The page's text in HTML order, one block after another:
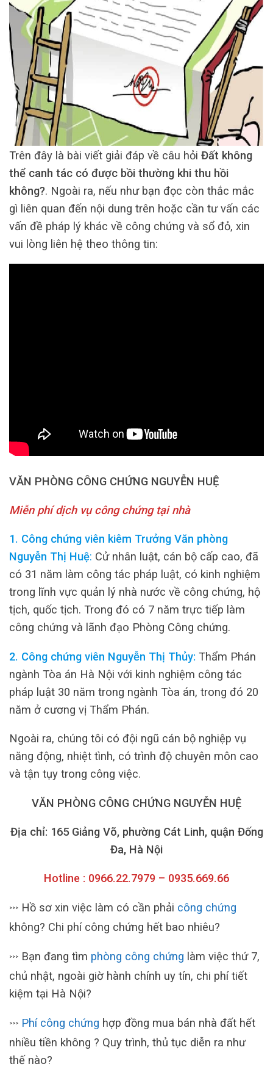
Trên đây là bài viết giải đáp về câu hỏi Đất không
thể canh tác có được bồi thường khi thu hồi
không?. Ngoài ra, nếu như bạn đọc còn thắc mắc
gì liên quan đến nội dung trên hoặc cần tư vấn các
vấn đề pháp lý khác về công chứng và sổ đỏ, xin
vui lòng liên hệ theo thông tin:
VĂN PHÒNG CÔNG CHỨNG NGUYỄN HUỆ
Miễn phí dịch vụ công chứng tại nhà
1. Công chứng viên kiêm Trưởng Văn phòng
Nguyễn Thị Huệ: Cử nhân luật, cán bộ cấp cao, đã
có 31 năm làm công tác pháp luật, có kinh nghiệm
trong lĩnh vực quản lý nhà nước về công chứng, hộ
tịch, quốc tịch. Trong đó có 7 năm trực tiếp làm
công chứng và lãnh đạo Phòng Công chứng.
2. Công chứng viên Nguyễn Thị Thủy: Thẩm Phán
ngành Tòa án Hà Nội với kinh nghiệm công tác
pháp luật 30 năm trong ngành Tòa án, trong đó 20
năm ở cương vị Thẩm Phán.
Ngoài ra, chúng tôi có đội ngũ cán bộ nghiệp vụ
năng động, nhiệt tình, có trình độ chuyên môn cao
và tận tụy trong công việc.
VĂN PHÒNG CÔNG CHỨNG NGUYỄN HUỆ
Địa chỉ: 165 Giảng Võ, phường Cát Linh, quận Đống
Đa, Hà Nội
Hotline : 0966.22.7979 – 0935.669.66
>>> Hồ sơ xin việc làm có cần phải công chứng
không? Chi phí công chứng hết bao nhiêu?
>>> Bạn đang tìm phòng công chứng làm việc thứ 7,
chủ nhật, ngoài giờ hành chính uy tín, chi phí tiết
kiệm tại Hà Nội?
>>> Phí công chứng hợp đồng mua bán nhà đất hết
nhiều tiền không ? Quy trình, thủ tục diễn ra như
thế nào?